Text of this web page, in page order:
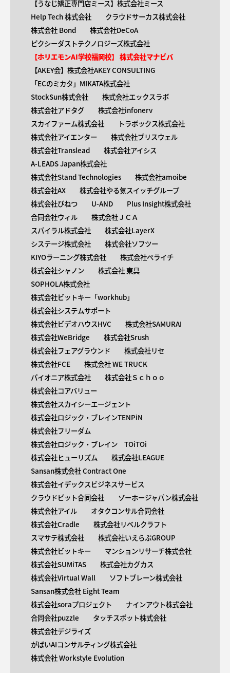
【​うなじ矯正専門店ミース】株式会社ミース
Help Tech 株式会社
クラウドサーカス株式会社
株式会社 Bond
株式会社DeCoA
ピクシーダストテクノロジーズ株式会社
【ホリエモンAI学校福岡校】 株式会社マナビバ
【AKEY会】株式会社AKEY CONSULTING
「ECのミカタ」MIKATA株式会社
StockSun株式会社
株式会社エックスラボ
株式会社アドタグ
株式会社infonerv
スカイファーム株式会社
トラボックス株式会社
株式会社アイエンター
株式会社ブリスウェル
株式会社Translead
株式会社アイシス
A-LEADS Japan株式会社
株式会社Stand Technologies
株式会社amoibe
株式会社AX
株式会社やる気スイッチグループ
株式会社びねつ
U-AND
Plus Insight株式会社
合同会社ウィル
株式会社ＪＣＡ
スパイラル株式会社
株式会社LayerX
システージ株式会社
株式会社ソフツー
KIYOラーニング株式会社
株式会社ペライチ
株式会社シャノン
株式会社 東具
SOPHOLA株式会社
株式会社ビットキー「workhub」
株式会社システムサポート
株式会社ビデオハウスHVC
株式会社SAMURAI
株式会社WeBridge
株式会社Srush
株式会社フェアグラウンド
株式会社リセ
株式会社FCE
株式会社 WE TRUCK
パイオニア株式会社
株式会社Ｓｃｈｏｏ
株式会社コアバリュー
株式会社スカイシーエージェント
株式会社ロジック・ブレインTENPiN
株式会社フリーダム
株式会社ロジック・ブレイン TOiTOi
株式会社ヒューリズム
株式会社LEAGUE
Sansan株式会社 Contract One
株式会社イデックスビジネスサービス
クラウドビット合同会社
ゾーホージャパン株式会社
株式会社アイル
オタクコンサル合同会社
株式会社Cradle
株式会社リベルクラフト
スマサテ株式会社
株式会社いえらぶGROUP
株式会社ビットキー
マンションリサーチ株式会社
株式会社SUMiTAS
株式会社カグカス
株式会社Virtual Wall
ソフトブレーン株式会社
Sansan株式会社 Eight Team
株式会社soraプロジェクト
ナインアウト株式会社
合同会社puzzle
タッチスポット株式会社
株式会社デジライズ
がばいAIコンサルティング株式会社
株式会社 Workstyle Evolution